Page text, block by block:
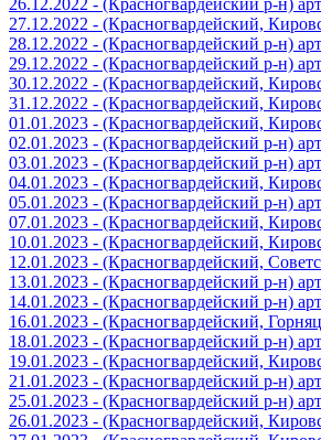
27.12.2022 - (Красногвардейский,
28.12.2022 - (Красногвардейский р-н)
29.12.2022 - (Красногвардейский р-н)
30.12.2022 - (Красногвардейский,
31.12.2022 - (Красногвардейский,
01.01.2023 - (Красногвардейский,
02.01.2023 - (Красногвардейский р-н)
03.01.2023 - (Красногвардейский р-н)
04.01.2023 - (Красногвардейский,
05.01.2023 - (Красногвардейский р-н)
07.01.2023 - (Красногвардейский,
10.01.2023 - (Красногвардейский,
12.01.2023 - (Красногвардейский,
13.01.2023 - (Красногвардейский р-н)
14.01.2023 - (Красногвардейский р-н)
16.01.2023 - (Красногвардейский,
18.01.2023 - (Красногвардейский р-н)
19.01.2023 - (Красногвардейский,
21.01.2023 - (Красногвардейский р-н)
25.01.2023 - (Красногвардейский р-н)
26.01.2023 - (Красногвардейский,